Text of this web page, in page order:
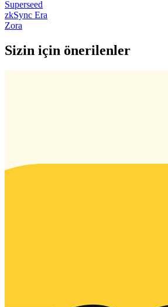
Superseed
zkSync Era
Zora
Sizin için önerilenler